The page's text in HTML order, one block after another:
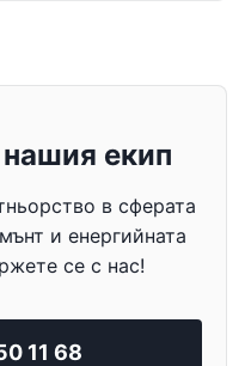
екип
в сферата
и енергийната
се с нас!
11 68